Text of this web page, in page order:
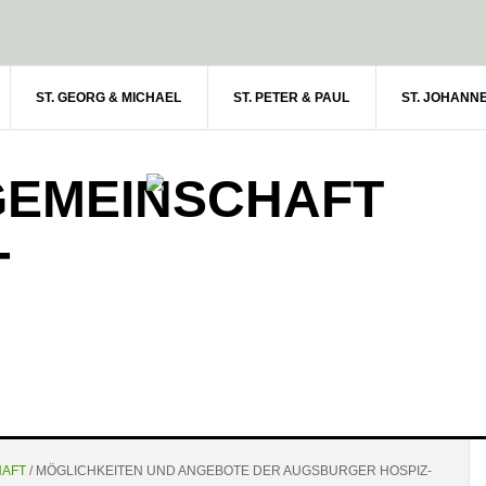
ST. GEORG & MICHAEL ST. PETER & PAUL ST.
/MÖGLICHKEITEN UND ANGEBOTE DER AUGSBURGER HOSPIZ-